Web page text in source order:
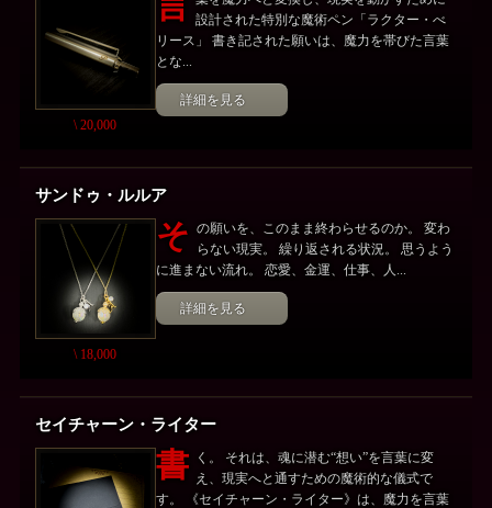
\ 20,000
設計された特別な魔術ペン「ラクター・べ
リース」 書き記された願いは、魔力を帯びた言葉
とな...
詳細を見る
サンドゥ・ルルア
\ 18,000
そ の願いを、このまま終わらせるのか。 変わ
らない現実。 繰り返される状況。 思うよう
に進まない流れ。 恋愛、金運、仕事、人...
詳細を見る
セイチャーン・ライター
書
く。 それは、魂に潜む“想い”を言葉に変
え、現実へと通すための魔術的な儀式で
す。 《セイチャーン・ライター》は、魔力を言葉